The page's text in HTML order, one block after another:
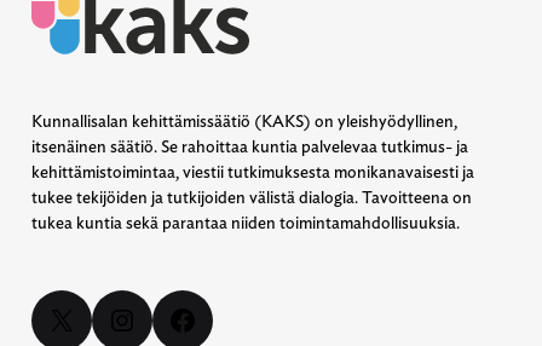
Kunnallisalan kehittämissäätiö (KAKS) on yleishyödyllinen,
itsenäinen säätiö. Se rahoittaa kuntia palvelevaa tutkimus- ja
kehittämistoimintaa, viestii tutkimuksesta monikanavaisesti ja
tukee tekijöiden ja tutkijoiden välistä dialogia. Tavoitteena on
tukea kuntia sekä parantaa niiden toimintamahdollisuuksia.
X Instagram Facebook